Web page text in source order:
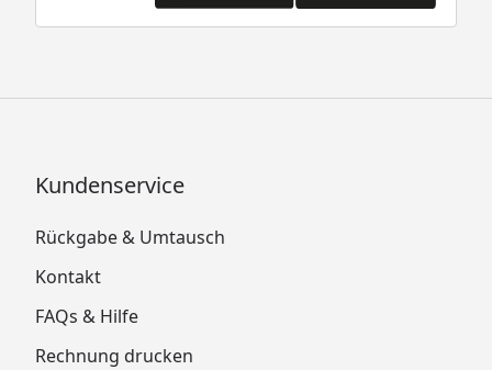
Kundenservice
Rückgabe & Umtausch
Kontakt
FAQs & Hilfe
Rechnung drucken